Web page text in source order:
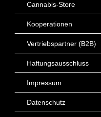
Cannabis-Store
Kooperationen
Vertriebspartner (B2B)
Haftungsausschluss
Impressum
Datenschutz